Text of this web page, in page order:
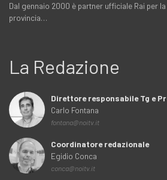
Dal gennaio 2000 è partner ufficiale Rai per
provincia…
La Redazione
Direttore responsabile Tg e
Carlo Fontana
fontana@noitv.it
Coordinatore redazionale
Egidio Conca
conca@noitv.it